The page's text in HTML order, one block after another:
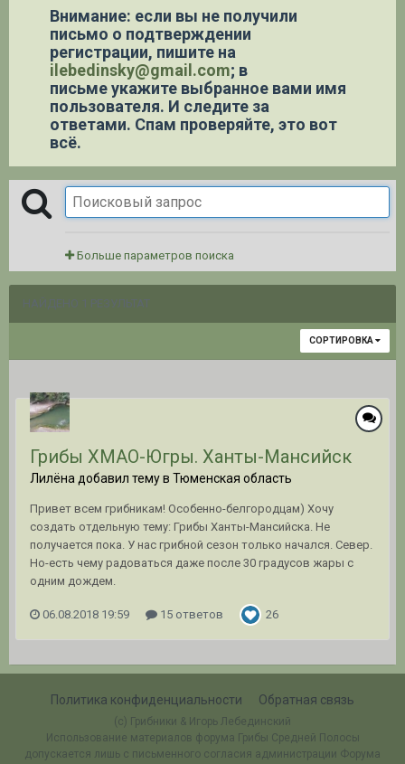
Внимание: если вы не получили
письмо о подтверждении
регистрации, пишите на
ilebedinsky@gmail.com; в
письме укажите выбранное вами имя
пользователя. И следите за
ответами. Спам проверяйте, это вот
всё.
Больше параметров поиска
НАЙДЕНО 1 РЕЗУЛЬТАТ
СОРТИРОВКА
Грибы ХМАО-Югры. Ханты-Мансийск
Лилёна добавил тему в Тюменская область
Привет всем грибникам! Особенно-белгородцам) Хочу
создать отдельную тему: Грибы Ханты-Мансийска. Не
получается пока. У нас грибной сезон только начался. Север.
Но-есть чему радоваться даже после 30 градусов жары с
одним дождем.
06.08.2018 19:59 15 ответов 26
Политика конфиденциальности Обратная связь
(c) Грибники & Игорь Лебединский
Использование материалов форума Грибы Средней Полосы
допускается лишь с письменного согласия администрации Форума